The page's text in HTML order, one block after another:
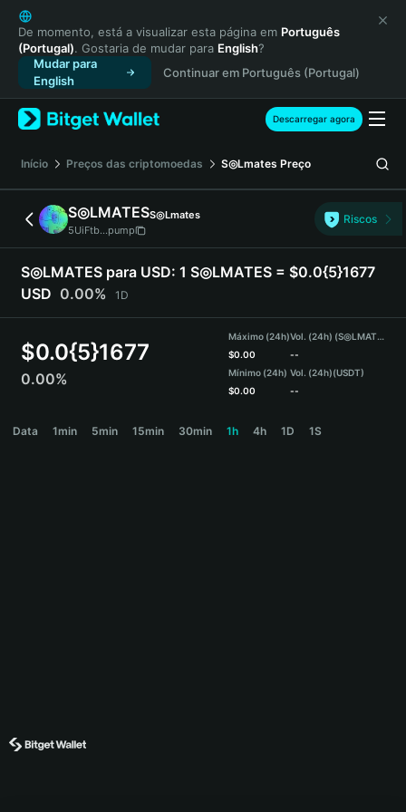
English
日本語
Tiếng Việt
Русский
Español (Latinoamérica)
Türkçe
Français
Deutsch
简体中文
繁體中文
Português (Portugal)
Bahasa Indonesia
ภาษาไทย
हिन्दी
Español
Português (Brasil)
De momento, está a visualizar esta página em Português
(Portugal). Gostaria de mudar para English?
Mudar para
English
Continuar em Português (Portugal)
Descarregar agora
Início Preços das criptomoedas S◎Lmates Preço
S◎LMATESS◎Lmates
5UiFtb...pump
Riscos
S◎LMATES para USD: 1 S◎LMATES = $0.0{5}1677
USD 0.00% 1D
$0.0{5}1677
0.00%
Máximo (24h)
$0.00
Mínimo (24h)
$0.00
Vol. (24h) (S◎LMATES)
--
Vol. (24h)(USDT)
--
Data 1min 5min 15min 30min 1h 4h 1D 1S